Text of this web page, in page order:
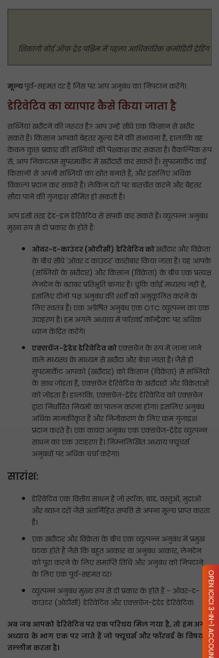
शिकागो बोर्ड ऑफ ट्रेड पश्चिम में पहला आधिकारिक कमोडिटी
मूल्यपूर्व-सहमत दर है जिस पर आप अनुबंध का निपटान करेंगे।
डेरिवेटिव का व्यापार कैसे किया जाता है
सब्जियां खरीदने की जरूरत है? आप उन्हें सीधे एक किसान से खरीद
सकते हैं। किसान आपको बेहतर मूल्य देने की संभावना है, हालांकि वह
केवल कुछ प्रकार की सब्जियों की पेशकश कर सकता है। वैकल्पिक रूप
से, आप निकटतम सुपरमार्केट में खरीदारी कर सकते हैं। सुपरमार्केट कई
किसानों से अपनी सब्जियों का स्रोत बनाते हैं, और इसलिए अधिक
विकल्प प्रदान कर सकते हैं। लेकिन दरों पर बातचीत करने और बेहतर
सौदा पाने की गुंजाइश सीमित हो सकती है।
आप इसी तरह ट्रेड-इन डेरिवेटिव से संपर्क कर सकते हैं। व्युत्पन्न अनुबंध
मुख्य रूप से दो प्रकार के होते हैं:
ओवर-द-काउंटर (ओटीसी) डेरिवेटिव कोखरीदार और विक्रेता
के बीच सीधे 'ओवर द काउंटर' कारोबार किया जाता है। यह आपके
(सब्जियों के खरीदार) और किसान (विक्रेता) के बीच एक प्रत्यक्ष
लेनदेन के बराबर प्रतिभूति बाजार है। चूंकि कोई मध्यस्थ नहीं है,
इसलिए दोनों पक्ष अनुबंध की शर्तों को अनुकूलित करने के
लिए स्वतंत्र हैं। एक अग्रेषित अनुबंध एक OTC व्युत्पन्न का एक
उदाहरण है। हम अगले अध्याय में फॉरवर्ड कॉन्ट्रैक्ट पर अधिक
ध्यान केंद्रित करेंगे।
एक्सचेंज-ट्रेडेड डेरिवेटिव कोएक्सचेंज के रूप में जाना जाने
वाले मध्यस्थ के माध्यम से खरीदा और बेचा जाता है। जैसे ही
सुपरमार्केट आपको (खरीदार) को किसान (विक्रेता) से सब्जियों
के साथ जोड़ता है, एक्सचेंज डेरिवेटिव के खरीदारों और विक्रेताओं
को जोड़ता है। हालांकि, एक्सचेंज-ट्रेडेड डेरिवेटिव को एक्सचेंज
द्वारा निर्धारित नियमों का पालन करना होगा। इसलिए अनुबंध
अधिक मानकीकृत हैं और निजीकरण के लिए कम गुंजाइश
प्रदान करते हैं। एक वायदा अनुबंध एक एक्सचेंज-ट्रेडेड व्युत्पन्न
साधन का एक उदाहरण है। निम्नलिखित अध्याय फ्यूचर्स
अनुबंधों पर अधिक चर्चा करेगा।
सारांश:
डेरिवेटिव एक वित्तीय साधन है जो स्टॉक, बांड, वस्तुओं, मुद्राओं
और ब्याज दरों जैसे अंतर्निहित संपत्ति से अपना मूल्य प्राप्त करता
है।
एक खरीदार और विक्रेता के बीच एक व्युत्पन्न अनुबंध में प्रमुख
घटक होते हैं जैसे कि बहुत आकार या अनुबंध आकार, लेनदेन
को पूरा करने के लिए समाप्ति तिथि और अनुबंध को निपटाने
के लिए एक पूर्व-सहमत दर।
व्युत्पन्न अनुबंध मुख्य रूप से दो प्रकार के होते हैं - ओवर-द-
काउंटर (ओटीसी) डेरिवेटिव और एक्सचेंज-ट्रेडेड डेरिवेटिव।
अब जब आपको डेरिवेटिव पर एक परिचय मिल गया है, तो हम अगले
अध्याय के भाग एक पर जाते हैं जो फ्यूचर्स और फॉरवर्ड के विषय में
तल्लीन करता है।
OPEN ICICI 3-IN-1 ACCOUNT